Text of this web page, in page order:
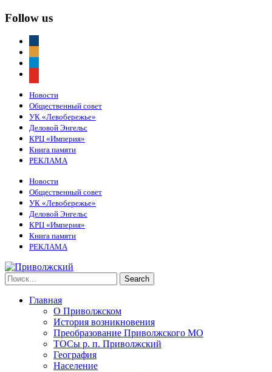
Follow us
Новости
Общественный совет
УК «Левобережье»
Деловой Энгельс
КРЦ «Империя»
Книга памяти
РЕКЛАМА
Новости
Общественный совет
УК «Левобережье»
Деловой Энгельс
КРЦ «Империя»
Книга памяти
РЕКЛАМА
Главная
О Приволжском
История возникновения
Преобразование Приволжского МО
ТОСы р. п. Приволжский
География
Население